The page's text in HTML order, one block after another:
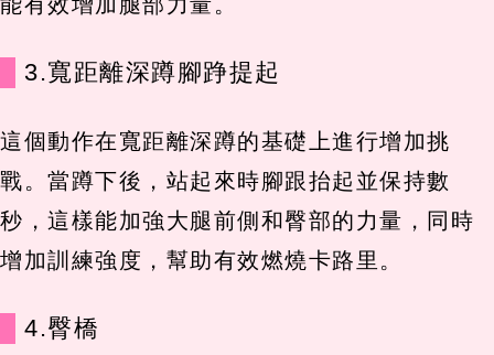
3.寬距離深蹲腳踭提起
這個動作在寬距離深蹲的基礎上進行增加挑
戰。當蹲下後，站起來時腳跟抬起並保持數
秒，這樣能加強大腿前側和臀部的力量，同時
增加訓練強度，幫助有效燃燒卡路里。
4.臀橋